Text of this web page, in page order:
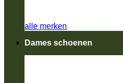
alle merken
Dames schoenen